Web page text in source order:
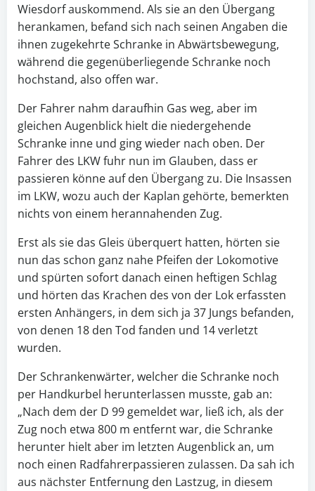
Wiesdorf auskommend. Als sie an den Übergang
herankamen, befand sich nach seinen Angaben die
ihnen zugekehrte Schranke in Abwärtsbewegung,
während die gegenüberliegende Schranke noch
hochstand, also offen war.
Der Fahrer nahm daraufhin Gas weg, aber im
gleichen Augenblick hielt die niedergehende
Schranke inne und ging wieder nach oben. Der
Fahrer des LKW fuhr nun im Glauben, dass er
passieren könne auf den Übergang zu. Die Insassen
im LKW, wozu auch der Kaplan gehörte, bemerkten
nichts von einem herannahenden Zug.
Erst als sie das Gleis überquert hatten, hörten sie
nun das schon ganz nahe Pfeifen der Lokomotive
und spürten sofort danach einen heftigen Schlag
und hörten das Krachen des von der Lok erfassten
ersten Anhängers, in dem sich ja 37 Jungs befanden,
von denen 18 den Tod fanden und 14 verletzt
wurden.
Der Schrankenwärter, welcher die Schranke noch
per Handkurbel herunterlassen musste, gab an:
„Nach dem der D 99 gemeldet war, ließ ich, als der
Zug noch etwa 800 m entfernt war, die Schranke
herunter hielt aber im letzten Augenblick an, um
noch einen Radfahrerpassieren zulassen. Da sah ich
aus nächster Entfernung den Lastzug, in diesem